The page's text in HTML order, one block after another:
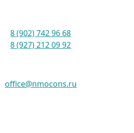
8 (902) 742 96 68
8 (927) 212 09 92
office@nmocons.ru